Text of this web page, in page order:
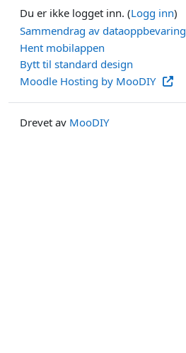
Du er ikke logget inn. (Logg inn)
Sammendrag av dataoppbevaring
Hent mobilappen
Bytt til standard design
Moodle Hosting by MooDIY
Drevet av MooDIY